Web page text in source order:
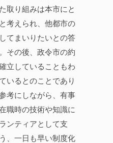
取り組みは本市にと
考えられ、他都市の
てまいりたいとの答
その後、政令市の約
立していることもわ
いるとのことであり
考にしながら、有事
職時の技術や知識に
ンティアとして支
、一日も早い制度化